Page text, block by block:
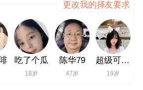
更改我的择友要求
吃了个瓜
18岁
陈华79
47岁
超级可爱的鱼鱼宝
19岁